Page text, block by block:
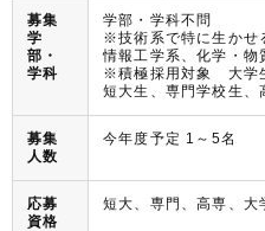
募集
学
部・
学科
学部・学科不問
※技術系で特に生かせ
情報工学系、化学・物
※積極採用対象 大学
短大生、専門学校生、
募集
人数
今年度予定 1～5名
応募
資格
短大、専門、高専、大